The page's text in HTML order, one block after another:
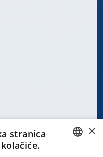
×
stranica